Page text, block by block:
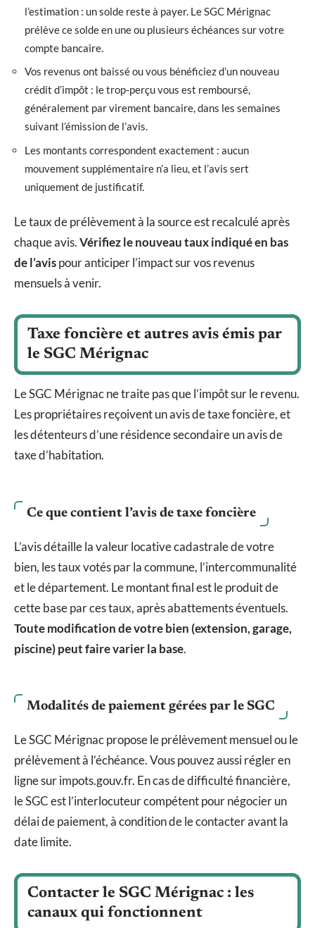
l’estimation : un solde reste à payer. Le SGC Mérignac
prélève ce solde en une ou plusieurs échéances sur votre
compte bancaire.
Vos revenus ont baissé ou vous bénéficiez d’un nouveau
crédit d’impôt : le trop-perçu vous est remboursé,
généralement par virement bancaire, dans les semaines
suivant l’émission de l’avis.
Les montants correspondent exactement : aucun
mouvement supplémentaire n’a lieu, et l’avis sert
uniquement de justificatif.
Le taux de prélèvement à la source est recalculé après
chaque avis.Vérifiez le nouveau taux indiqué en bas
de l’avispour anticiper l’impact sur vos revenus
mensuels à venir.
Taxe foncière et autres avis émis par
le SGC Mérignac
Le SGC Mérignac ne traite pas que l’impôt sur le revenu.
Les propriétaires reçoivent un avis de taxe foncière, et
les détenteurs d’une résidence secondaire un avis de
taxe d’habitation.
Ce que contient l’avis de taxe foncière
L’avis détaille la valeur locative cadastrale de votre
bien, les taux votés par la commune, l’intercommunalité
et le département. Le montant final est le produit de
cette base par ces taux, après abattements éventuels.
Toute modification de votre bien (extension, garage,
piscine) peut faire varier la base.
Modalités de paiement gérées par le SGC
Le SGC Mérignac propose le prélèvement mensuel ou le
prélèvement à l’échéance. Vous pouvez aussi régler en
ligne sur impots.gouv.fr. En cas de difficulté financière,
le SGC est l’interlocuteur compétent pour négocier un
délai de paiement, à condition de le contacter avant la
date limite.
Contacter le SGC Mérignac : les
canaux qui fonctionnent